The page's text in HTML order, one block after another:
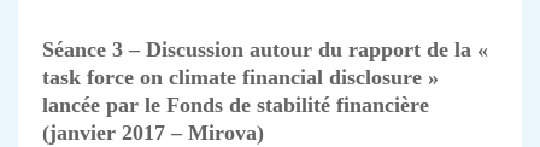
Séance 3 – Discussion autour du rapport de la «
task force on climate financial disclosure »
lancée par le Fonds de stabilité financière
(janvier 2017 – Mirova)